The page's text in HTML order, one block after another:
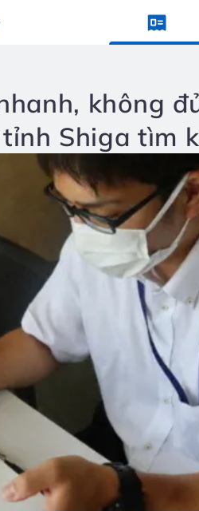
không
Shiga tìm